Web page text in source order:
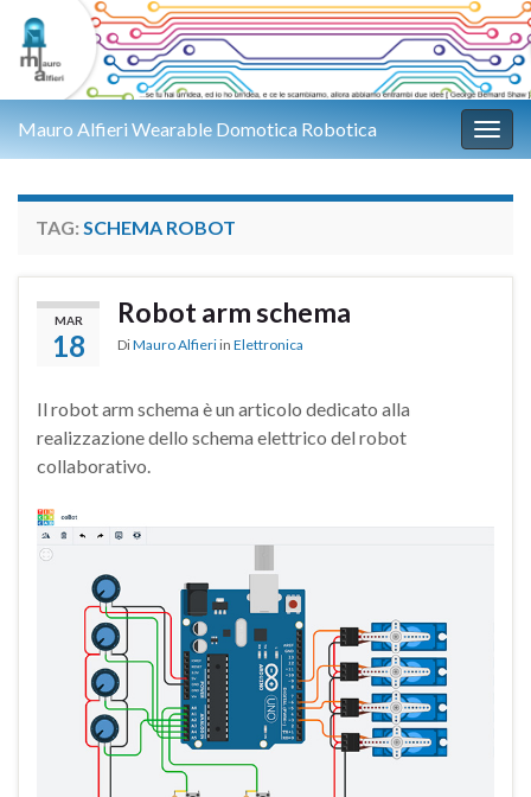
Mauro Alfieri Wearable Domotica Robotica
TAG: SCHEMA ROBOT
MAR
18
Robot arm schema
DiMauro Alfieri in Elettronica
Il robot arm schema è un articolo dedicato alla
realizzazione dello schema elettrico del robot
collaborativo.